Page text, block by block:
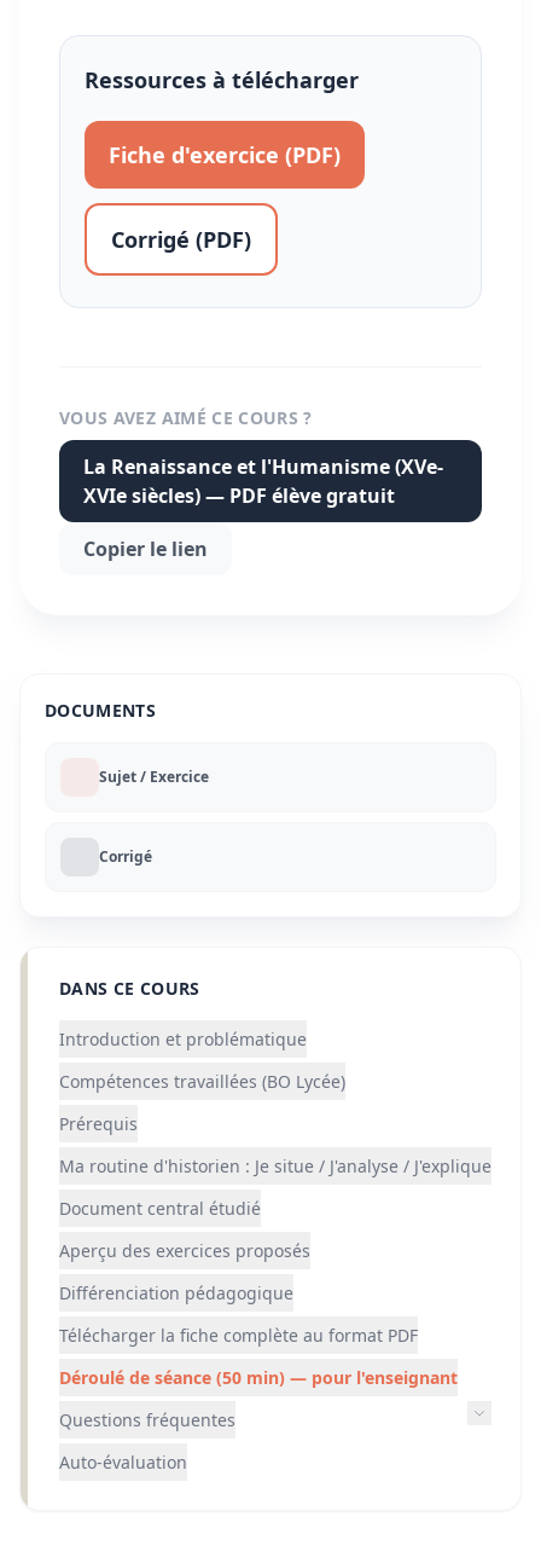
DOCUMENTS
Sujet / Exercice
Corrigé
DANS CE COURS
Introduction et problématique
Compétences travaillées (BO Lycée)
Prérequis
Ma routine d'historien : Je situe / J'analyse / J'explique
Document central étudié
Aperçu des exercices proposés
Différenciation pédagogique
Télécharger la fiche complète au format PDF
Déroulé de séance (50 min) — pour l'enseignant
Questions fréquentes
Auto-évaluation
Ressources à télécharger
Fiche d'exercice (PDF)
Corrigé (PDF)
VOUS AVEZ AIMÉ CE COURS ?
La Renaissance et l'Humanisme (XVe-
XVIe siècles) — PDF élève gratuit
Copier le lien